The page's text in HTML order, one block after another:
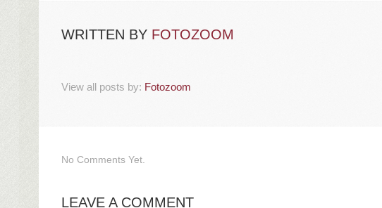
WRITTEN BY FOTOZOOM
View all posts by: Fotozoom
No Comments Yet.
LEAVE A COMMENT